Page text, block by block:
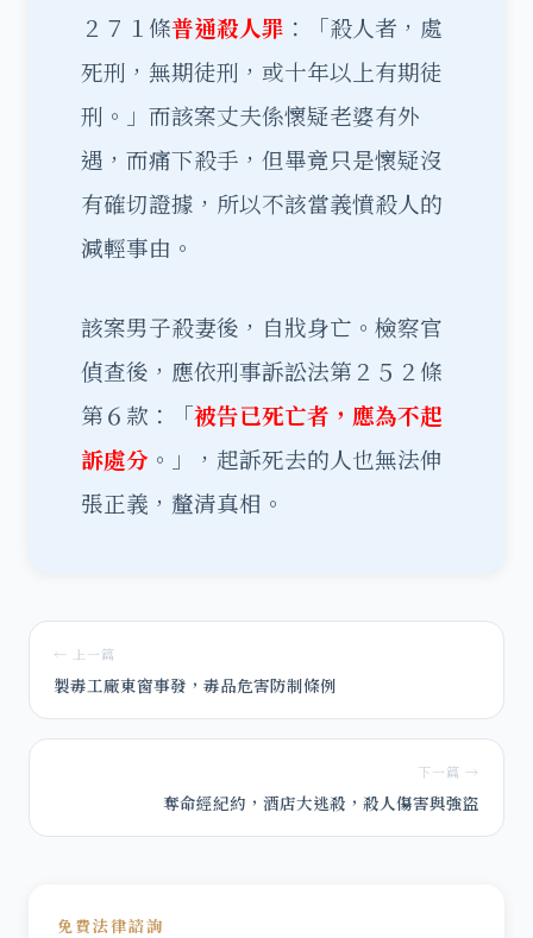
２７１條普通殺人罪 ：「殺人者，處
死刑，無期徒刑，或十年以上有期徒
刑。」而該案丈夫係懷疑老婆有外
遇，而痛下殺手，但畢竟只是懷疑沒
有確切證據，所以不該當義憤殺人的
減輕事由。
該案男子殺妻後，自戕身亡。檢察官
偵查後，應依刑事訴訟法第２５２條
第６款：「被告已死亡者，應為不起
訴處分 。」，起訴死去的人也無法伸
張正義，釐清真相。
← 上一篇
製毒工廠東窗事發，毒品危害防制條例
下一篇 →
奪命經紀約，酒店大逃殺，殺人傷害與強盜
免費法律諮詢